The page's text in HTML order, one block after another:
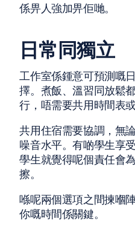
係畀人強加畀佢哋。
日常同獨立
工作室係鍾意可預測嘅
擇。煮飯、溫習同放鬆
行，唔需要共用時間表或
共用住宿需要協調，無
噪音水平。有啲學生享
學生就覺得呢個責任會
擦。
喺呢兩個選項之間揀嗰
你嘅時間係關鍵。